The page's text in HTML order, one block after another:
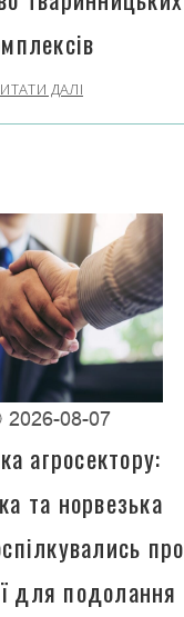
ДАЛІ
2026-08-07
агросектору:
та норвезька
про
для подолання